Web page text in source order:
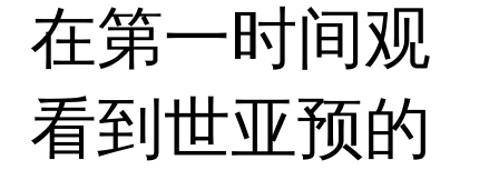
在第一时间观
看到世亚预的